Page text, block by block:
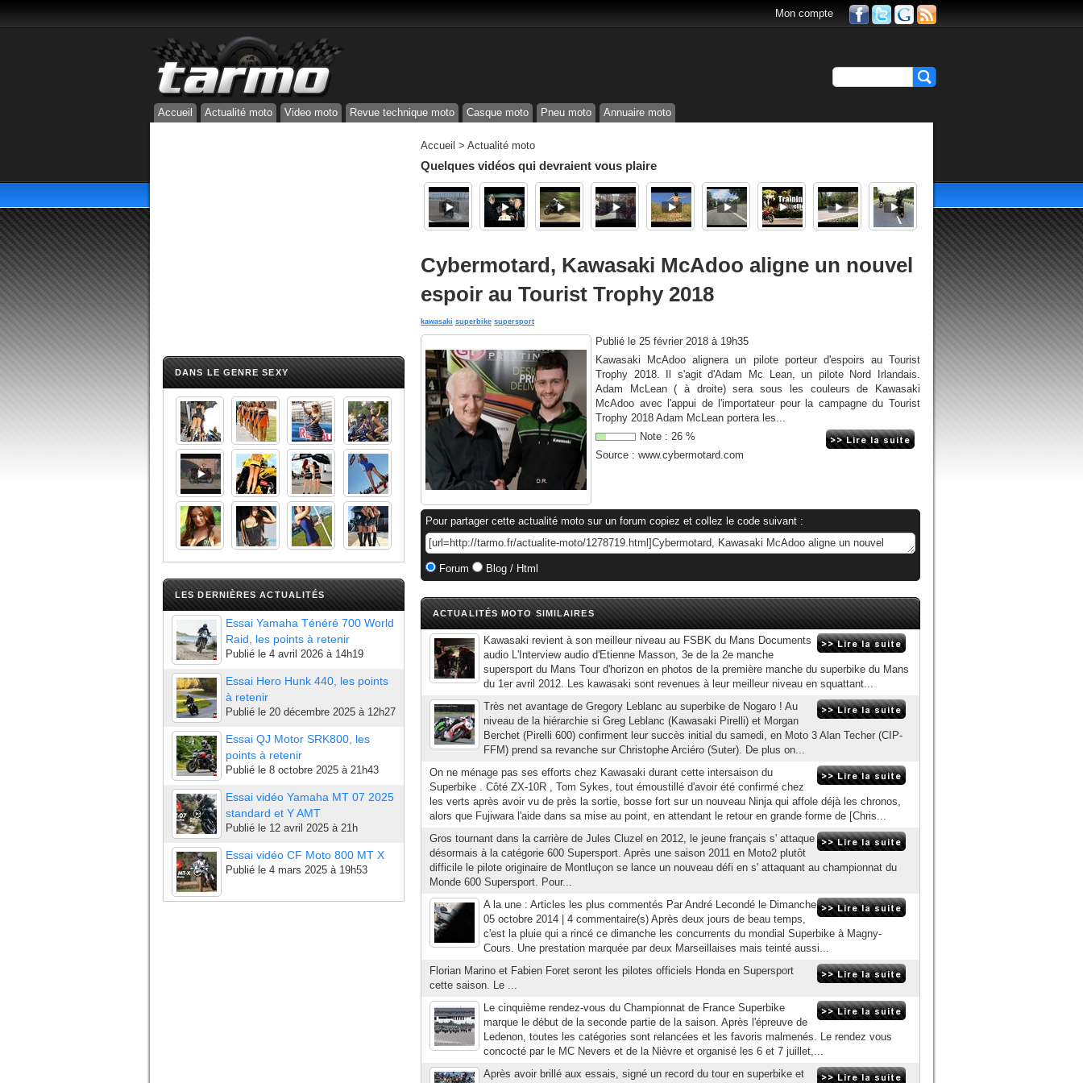
Mon compte
Accueil Actualité moto Video moto Revue technique moto Casque moto Pneu moto Annuaire moto
DANS LE GENRE SEXY
LES DERNIÈRES ACTUALITÉS
Essai Yamaha Ténéré 700 World
Raid, les points à retenir
Publié le 4 avril 2026 à 14h19
Essai Hero Hunk 440, les points
à retenir
Publié le 20 décembre 2025 à 12h27
Essai QJ Motor SRK800, les
points à retenir
Publié le 8 octobre 2025 à 21h43
Essai vidéo Yamaha MT 07 2025
standard et Y AMT
Publié le 12 avril 2025 à 21h
Essai vidéo CF Moto 800 MT X
Publié le 4 mars 2025 à 19h53
Accueil > Actualité moto
Quelques vidéos qui devraient vous plaire
Cybermotard, Kawasaki McAdoo aligne un nouvel
espoir au Tourist Trophy 2018
kawasaki superbike supersport
Publié le 25 février 2018 à 19h35
Kawasaki McAdoo alignera un pilote porteur d'espoirs au Tourist
Trophy 2018. Il s'agit d'Adam Mc Lean, un pilote Nord Irlandais.
Adam McLean ( à droite) sera sous les couleurs de Kawasaki
McAdoo avec l'appui de l'importateur pour la campagne du Tourist
Trophy 2018 Adam McLean portera les...
Note : 26 %
Source : www.cybermotard.com
Pour partager cette actualité moto sur un forum copiez et collez le code suivant :
Forum Blog / Html
ACTUALITÉS MOTO SIMILAIRES
Kawasaki revient à son meilleur niveau au FSBK du Mans Documents
audio L'Interview audio d'Etienne Masson, 3e de la 2e manche
supersport du Mans Tour d'horizon en photos de la première manche du superbike du Mans
du 1er avril 2012. Les kawasaki sont revenues à leur meilleur niveau en squattant...
Très net avantage de Gregory Leblanc au superbike de Nogaro ! Au
niveau de la hiérarchie si Greg Leblanc (Kawasaki Pirelli) et Morgan
Berchet (Pirelli 600) confirment leur succès initial du samedi, en Moto 3 Alan Techer (CIP-
FFM) prend sa revanche sur Christophe Arciéro (Suter). De plus on...
On ne ménage pas ses efforts chez Kawasaki durant cette intersaison du
Superbike . Côté ZX-10R , Tom Sykes, tout émoustillé d'avoir été confirmé chez
les verts après avoir vu de près la sortie, bosse fort sur un nouveau Ninja qui affole déjà les chronos,
alors que Fujiwara l'aide dans sa mise au point, en attendant le retour en grande forme de [Chris...
Gros tournant dans la carrière de Jules Cluzel en 2012, le jeune français s' attaque
désormais à la catégorie 600 Supersport. Après une saison 2011 en Moto2 plutôt
difficile le pilote originaire de Montluçon se lance un nouveau défi en s' attaquant au championnat du
Monde 600 Supersport. Pour...
A la une : Articles les plus commentés Par André Lecondé le Dimanche
05 octobre 2014 | 4 commentaire(s) Après deux jours de beau temps,
c'est la pluie qui a rincé ce dimanche les concurrents du mondial Superbike à Magny-
Cours. Une prestation marquée par deux Marseillaises mais teinté aussi...
Florian Marino et Fabien Foret seront les pilotes officiels Honda en Supersport
cette saison. Le ...
Le cinquième rendez-vous du Championnat de France Superbike
marque le début de la seconde partie de la saison. Après l'épreuve de
Ledenon, toutes les catégories sont relancées et les favoris malmenés. Le rendez vous
concocté par le MC Nevers et de la Nièvre et organisé les 6 et 7 juillet,...
Après avoir brillé aux essais, signé un record du tour en superbike et